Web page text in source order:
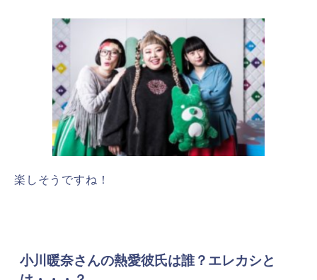
楽しそうですね！
小川暖奈さんの熱愛彼氏は誰？エレカシと